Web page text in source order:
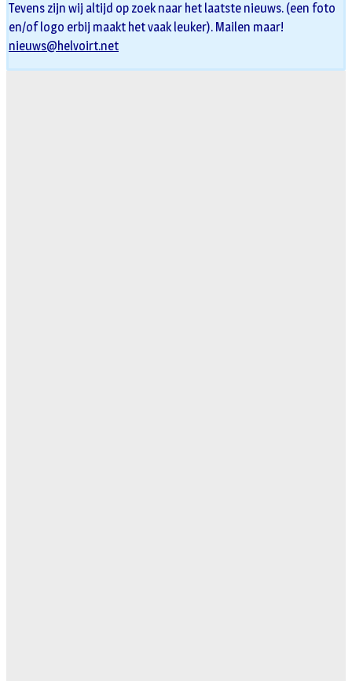
Tevens zijn wij altijd op zoek naar het laatste nieuws. (een foto
en/of logo erbij maakt het vaak leuker). Mailen maar!
nieuws@helvoirt.net